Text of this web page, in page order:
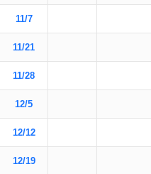
11/7
11/21
11/28
12/5
12/12
12/19